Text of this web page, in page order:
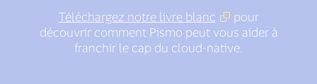
Téléchargez notre livre blanc
pour
découvrir comment Pismo peut vous aider à
franchir le cap du cloud-native.